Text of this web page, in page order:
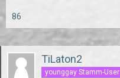
86
TiLaton2
younggay Stamm-User